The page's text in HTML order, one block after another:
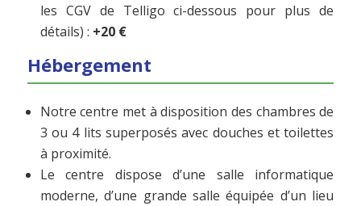
les CGV de Telligo ci-dessous pour plus de
détails) : +20 €
Hébergement
Notre centre met à disposition des chambres de
3 ou 4 lits superposés avec douches et toilettes
à proximité.
Le centre dispose d’une salle informatique
moderne, d’une grande salle équipée d’un lieu